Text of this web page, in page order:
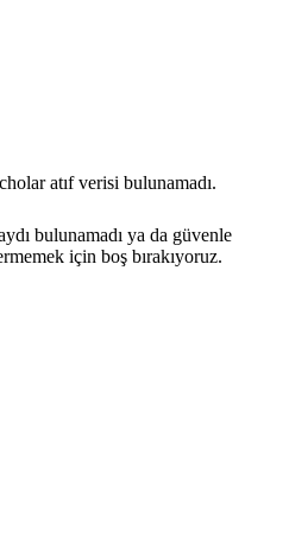
atıf verisi bulunamadı.
bulunamadı ya da güvenle
için boş bırakıyoruz.